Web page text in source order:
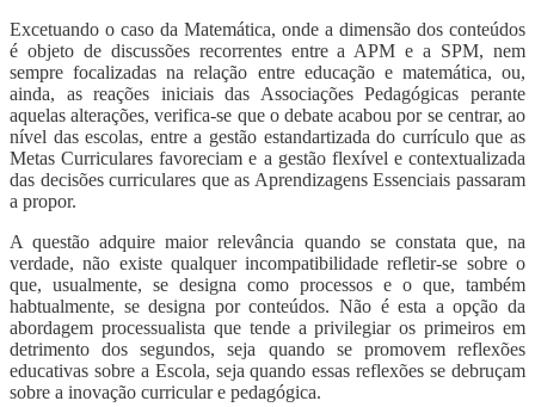
Excetuando o caso da Matemática, onde a dimensão dos conteúdos
é objeto de discussões recorrentes entre a APM e a SPM, nem
sempre focalizadas na relação entre educação e matemática, ou,
ainda, as reações iniciais das Associações Pedagógicas perante
aquelas alterações, verifica-se que o debate acabou por se centrar, ao
nível das escolas, entre a gestão estandartizada do currículo que as
Metas Curriculares favoreciam e a gestão flexível e contextualizada
das decisões curriculares que as Aprendizagens Essenciais passaram
a propor.
A questão adquire maior relevância quando se constata que, na
verdade, não existe qualquer incompatibilidade refletir-se sobre o
que, usualmente, se designa como processos e o que, também
habtualmente, se designa por conteúdos. Não é esta a opção da
abordagem processualista que tende a privilegiar os primeiros em
detrimento dos segundos, seja quando se promovem reflexões
educativas sobre a Escola, seja quando essas reflexões se debruçam
sobre a inovação curricular e pedagógica.